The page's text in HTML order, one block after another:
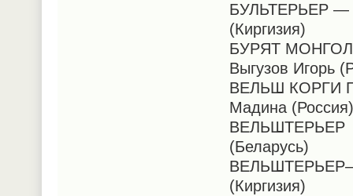
БУЛЬТЕРЬЕР —
(Киргизия)
БУРЯТ
Выгузов Игорь
ВЕЛЬШ КОРГИ
Мадина (Россия)
ВЕЛЬШТЕРЬЕР
(Беларусь)
ВЕЛЬШТЕРЬЕР—
(Киргизия)